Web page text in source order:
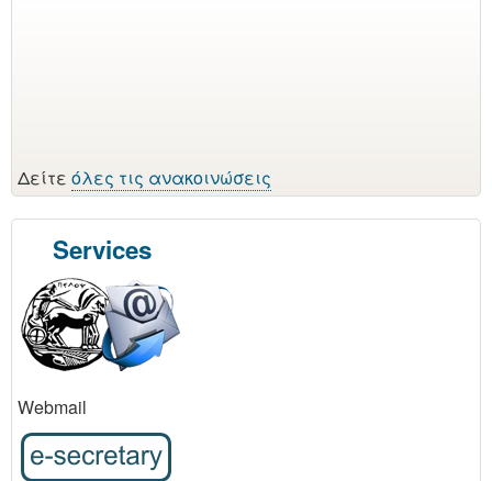
Δείτε όλες τις ανακοινώσεις
Services
Webmail